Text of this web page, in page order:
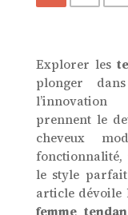
Explorer les
plonger
l’innovation
prennent le
cheveux
fonctionnalité,
le style
article dévoile
femme